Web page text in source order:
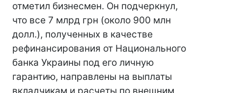
отметил бизнесмен. Он подчеркнул,
что все 7 млрд грн (около 900 млн
долл.), полученных в качестве
рефинансирования от Национального
банка Украины под его личную
гарантию, направлены на выплаты